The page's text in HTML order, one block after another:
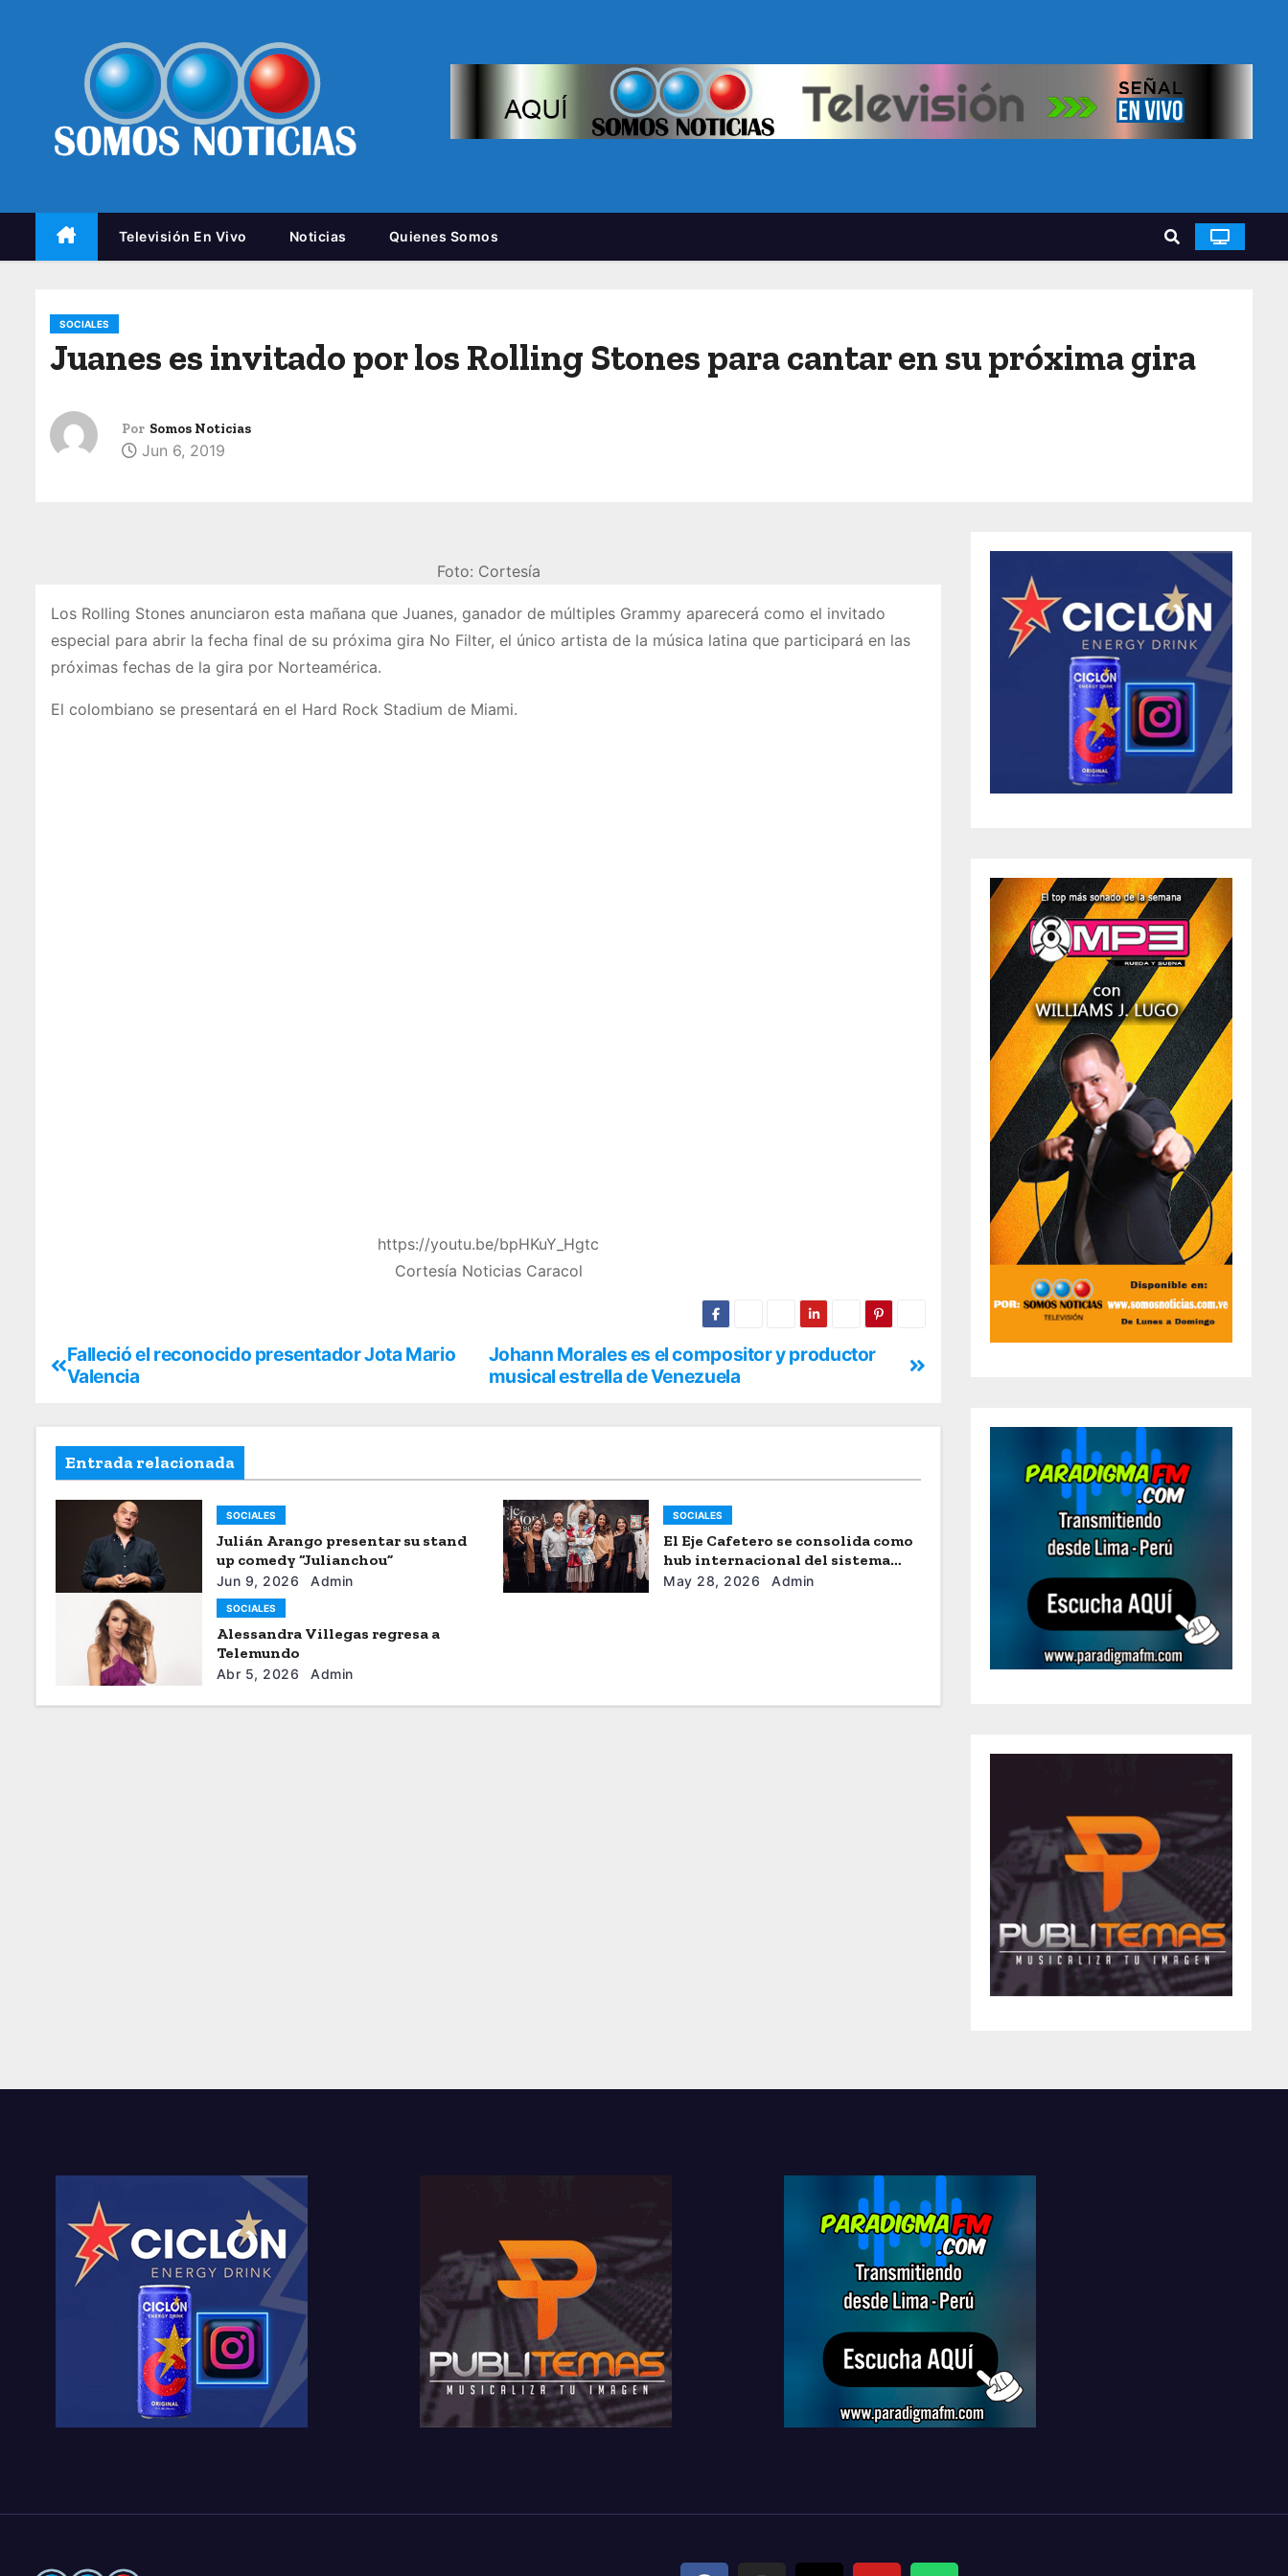
Televisión En Vivo Noticias Quienes Somos
SOCIALES
Juanes es invitado por los Rolling Stones para cantar en su próxima gira
Por Somos Noticias
Jun 6, 2019
Foto: Cortesía
Los Rolling Stones anunciaron esta mañana que Juanes, ganador de múltiples Grammy aparecerá como el invitado
especial para abrir la fecha final de su próxima gira No Filter, el único artista de la música latina que participará en las
próximas fechas de la gira por Norteamérica.
El colombiano se presentará en el Hard Rock Stadium de Miami.
https://youtu.be/bpHKuY_Hgtc
Cortesía Noticias Caracol
Johann Morales es el compositor y productor
musical estrella de Venezuela
Falleció el reconocido presentador Jota Mario
Valencia
Entrada relacionada
SOCIALES
Julián Arango presentar su stand
up comedy “Julianchou”
Jun 9, 2026 Admin
SOCIALES
El Eje Cafetero se consolida como
hub internacional del sistema
moda
May 28, 2026 Admin
SOCIALES
Alessandra Villegas regresa a
Telemundo
Abr 5, 2026 Admin